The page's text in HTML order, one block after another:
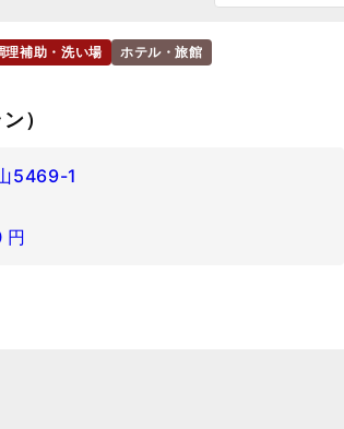
理補助・洗い場 ホテル・旅館
）
5469-1
円